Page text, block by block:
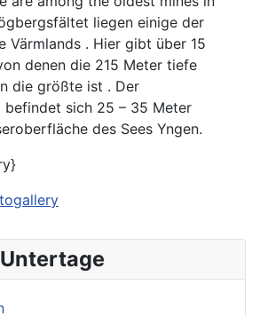
liegen einige der
Värmlands . Hier gibt über 15
denen die 215 Meter tiefe
die größte ist . Der
befindet sich 25 – 35 Meter
des Sees Yngen.